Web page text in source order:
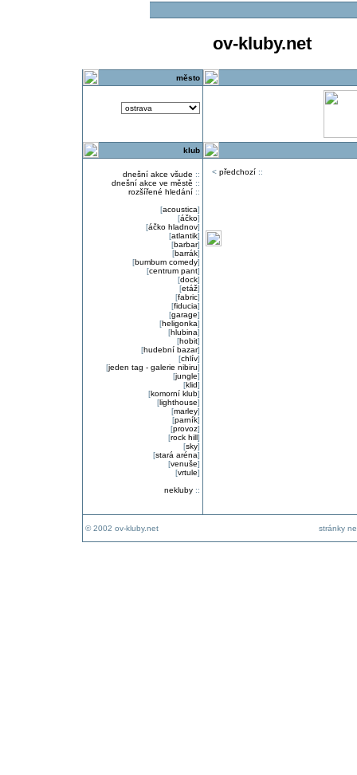
ov-kluby.net
město
klub
dnešní akce všude ::
dnešní akce ve městě ::
rozšířené hledání::
[acoustica]
[áčko]
[áčko hladnov]
[atlantik]
[barbar]
[barrák]
[bumbum comedy]
[centrum pant]
[dock]
[etáž]
[fabric]
[fiducia]
[garage]
[heligonka]
[hlubina]
[hobit]
[hudební bazar]
[chlív]
[jeden tag - galerie nibiru]
[jungle]
[klid]
[komorní klub]
[lighthouse]
[marley]
[parník]
[provoz]
[rock hill]
[sky]
[stará aréna]
[venuše]
[vrtule]
nekluby::
< předchozí::
© 2002 ov-kluby.net stránky